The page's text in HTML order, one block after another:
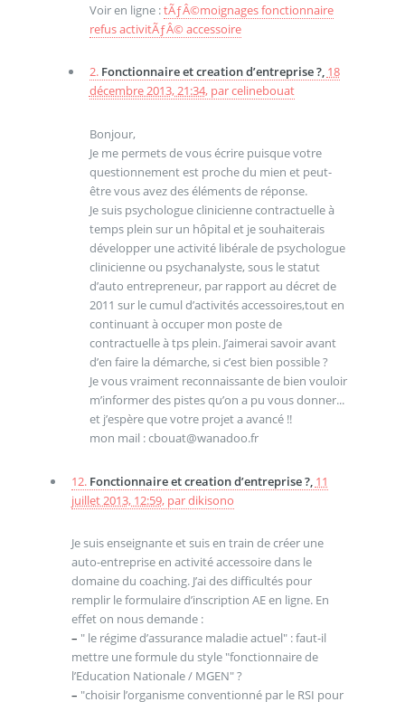
Voir en ligne :tÃƒÂ©moignages fonctionnaire
refus activitÃƒÂ© accessoire
2. Fonctionnaire et creation d’entreprise ?, 18
décembre 2013, 21:34, parcelinebouat
Bonjour,
Je me permets de vous écrire puisque votre
questionnement est proche du mien et peut-
être vous avez des éléments de réponse.
Je suis psychologue clinicienne contractuelle à
temps plein sur un hôpital et je souhaiterais
développer une activité libérale de psychologue
clinicienne ou psychanalyste, sous le statut
d’auto entrepreneur, par rapport au décret de
2011 sur le cumul d’activités accessoires,tout en
continuant à occuper mon poste de
contractuelle à tps plein. J’aimerai savoir avant
d’en faire la démarche, si c’est bien possible ?
Je vous vraiment reconnaissante de bien vouloir
m’informer des pistes qu’on a pu vous donner...
et j’espère que votre projet a avancé !!
mon mail : cbouat@wanadoo.fr
12. Fonctionnaire et creation d’entreprise ?, 11
juillet 2013, 12:59, pardikisono
Je suis enseignante et suis en train de créer une
auto-entreprise en activité accessoire dans le
domaine du coaching. J’ai des difficultés pour
remplir le formulaire d’inscription AE en ligne. En
effet on nous demande :
– " le régime d’assurance maladie actuel" : faut-il
mettre une formule du style "fonctionnaire de
l’Education Nationale / MGEN" ?
– "choisir l’organisme conventionné par le RSI pour